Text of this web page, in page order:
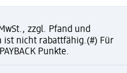
zzgl. Pfand und
ist nicht rabattfähig.(#) Für
Punkte.